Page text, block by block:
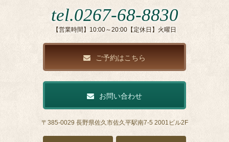
tel.0267-68-8830
【営業時間】10:00～20:00【定休日】火曜日
ご予約はこちら
お問い合わせ
〒385-0029 長野県佐久市佐久平駅南7-5 2001ビル2F